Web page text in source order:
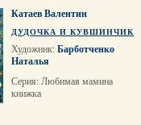
Катаев Валентин
ДУДОЧКА И КУВШИНЧИК
Художник: Барботченко
Наталья
Серия: Любимая мамина
книжка